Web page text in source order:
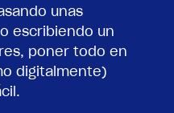
unas
escribiendo un
poner todo en
digitalmente)